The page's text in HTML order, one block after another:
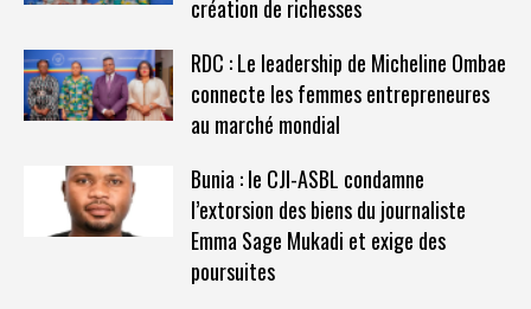
création de richesses
RDC : Le leadership de Micheline Ombae
connecte les femmes entrepreneures
au marché mondial
Bunia : le CJI-ASBL condamne
l’extorsion des biens du journaliste
Emma Sage Mukadi et exige des
poursuites